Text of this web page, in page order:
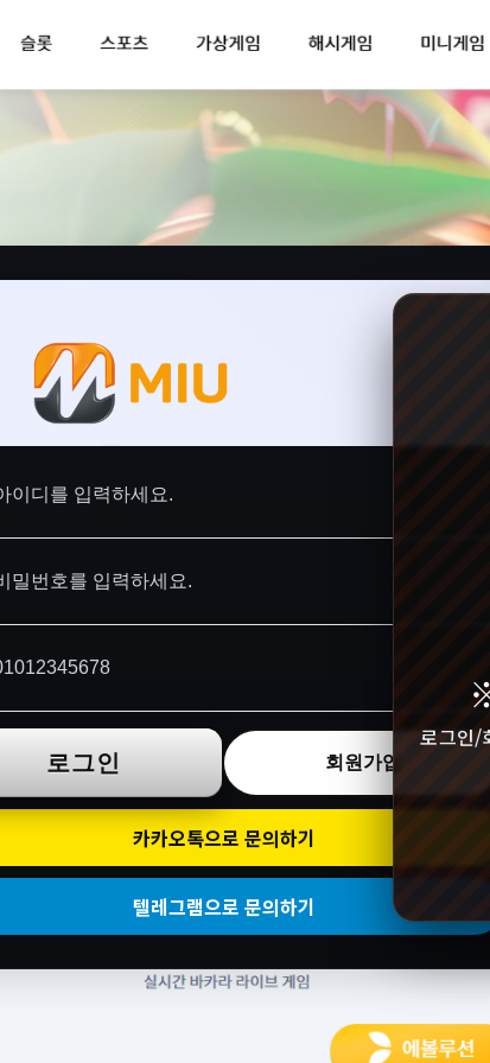
로그인 회원가입
카카오톡으로 문의하기
텔레그램으로 문의하기
로그인/